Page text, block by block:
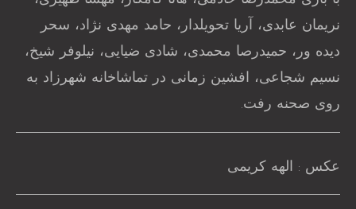
نریمان عابدی، آریا تحویلدار، حامد مهدی نژاد، سحر
دیده ور، حمیدرصا محمدی، شادی ضیایی، نیلوفر شیخ،
نسیم شجاعی، افشین زمانی در تماشاخانه شهرزاد به
روی صحنه رفت.
عکس : الهه کریمی